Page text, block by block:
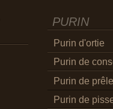
PURIN
Purin d'ortie
Purin de
Purin de prêle
Purin de